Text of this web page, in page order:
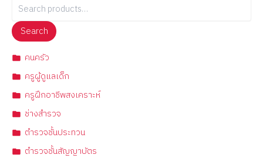
Search
คนครัว
ครูผู้ดูแลเด็ก
ครูฝึกอาชีพสงเคราะห์
ช่างสำรวจ
ตำรวจชั้นประทวน
ตำรวจชั้นสัญญาบัตร